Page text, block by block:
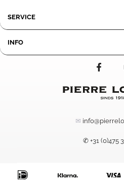
SERVICE
INFO
✉
✆ +31 (0)475